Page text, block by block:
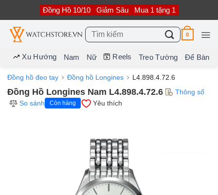
nội
dung
Đồng Hồ 10/10 Giảm Sâu Mua 1 tặng 1
Tìm
kiếm:
0
Xu Hướng Nam Nữ Reels Treo Tường Để Bàn
Đồng hồ đeo tay Đồng hồ Longines L4.898.4.72.6
Đồng Hồ Longines Nam L4.898.4.72.6
Thông số
So sánh
Còn hàng Yêu thích